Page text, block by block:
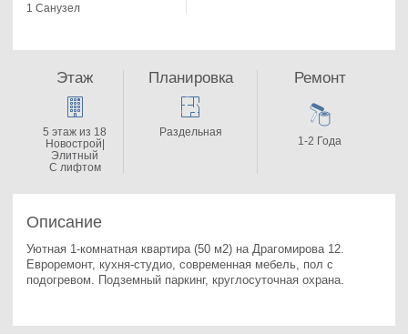
1 Санузел
Описание
Евроремонт, кухня-студио, современная мебель, пол с
подогревом. Подземный паркинг, круглосуточная охрана.
Этаж
5 этаж из 18
Новострой|
Элитный
С лифтом
Планировка
Раздельная
Ремонт
1-2 Года